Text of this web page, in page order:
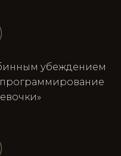
убеждением